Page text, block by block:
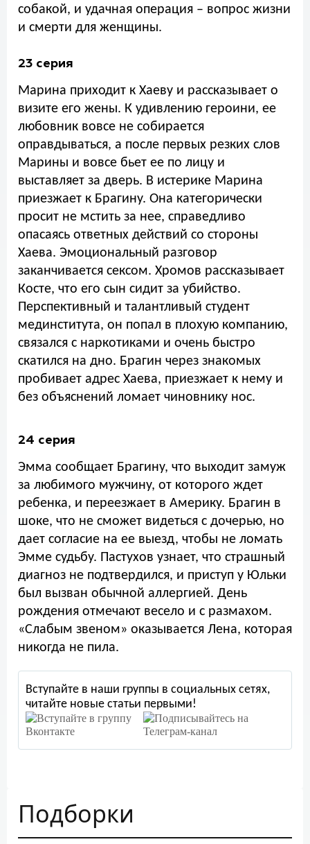
собакой, и удачная операция – вопрос жизни
и смерти для женщины.
23 серия
Марина приходит к Хаеву и рассказывает о
визите его жены. К удивлению героини, ее
любовник вовсе не собирается
оправдываться, а после первых резких слов
Марины и вовсе бьет ее по лицу и
выставляет за дверь. В истерике Марина
приезжает к Брагину. Она категорически
просит не мстить за нее, справедливо
опасаясь ответных действий со стороны
Хаева. Эмоциональный разговор
заканчивается сексом. Хромов рассказывает
Косте, что его сын сидит за убийство.
Перспективный и талантливый студент
мединститута, он попал в плохую компанию,
связался с наркотиками и очень быстро
скатился на дно. Брагин через знакомых
пробивает адрес Хаева, приезжает к нему и
без объяснений ломает чиновнику нос.
24 серия
Эмма сообщает Брагину, что выходит замуж
за любимого мужчину, от которого ждет
ребенка, и переезжает в Америку. Брагин в
шоке, что не сможет видеться с дочерью, но
дает согласие на ее выезд, чтобы не ломать
Эмме судьбу. Пастухов узнает, что страшный
диагноз не подтвердился, и приступ у Юльки
был вызван обычной аллергией. День
рождения отмечают весело и с размахом.
«Слабым звеном» оказывается Лена, которая
никогда не пила.
Вступайте в наши группы в социальных сетях,
читайте новые статьи первыми!
Подборки